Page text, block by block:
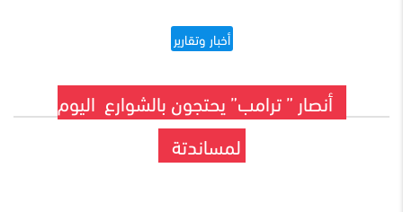
أخبار وتقارير
أنصار ” ترامب” يحتجون بالشوارع اليوم
لمساندتة